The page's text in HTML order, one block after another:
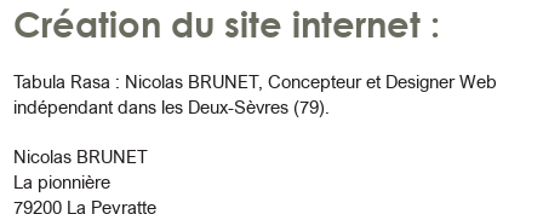
Création du site internet :
Tabula Rasa : Nicolas BRUNET, Concepteur et Designer Web
indépendant dans les Deux-Sèvres (79).
Nicolas BRUNET
La pionnière
79200 La Peyratte